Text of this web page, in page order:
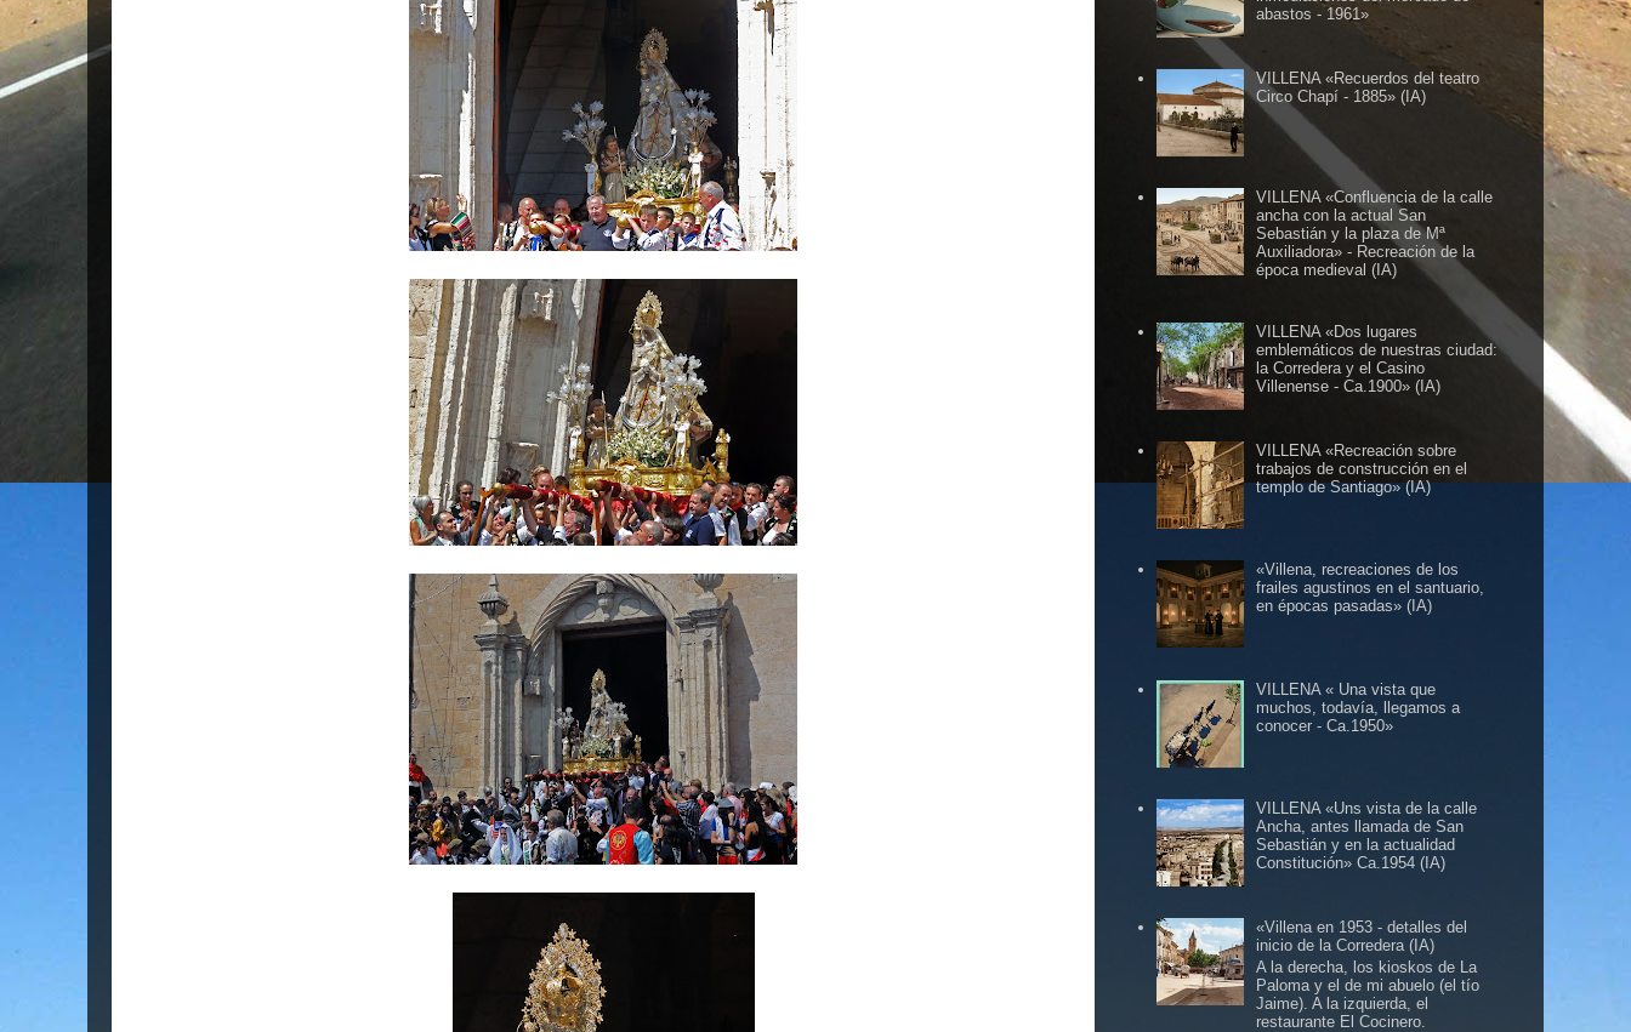
abastos - 1961»
VILLENA «Recuerdos del teatro
Circo Chapí - 1885» (IA)
VILLENA «Confluencia de la calle
ancha con la actual San
Sebastián y la plaza de Mª
Auxiliadora» - Recreación de la
época medieval (IA)
VILLENA «Dos lugares
emblemáticos de nuestras ciudad:
la Corredera y el Casino
Villenense - Ca.1900» (IA)
VILLENA «Recreación sobre
trabajos de construcción en el
templo de Santiago» (IA)
«Villena, recreaciones de los
frailes agustinos en el santuario,
en épocas pasadas» (IA)
VILLENA « Una vista que
muchos, todavía, llegamos a
conocer - Ca.1950»
VILLENA «Uns vista de la calle
Ancha, antes llamada de San
Sebastián y en la actualidad
Constitución» Ca.1954 (IA)
«Villena en 1953 - detalles del
inicio de la Corredera (IA)
A la derecha, los kioskos de La
Paloma y el de mi abuelo (el tío
Jaime). A la izquierda, el
restaurante El Cocinero.